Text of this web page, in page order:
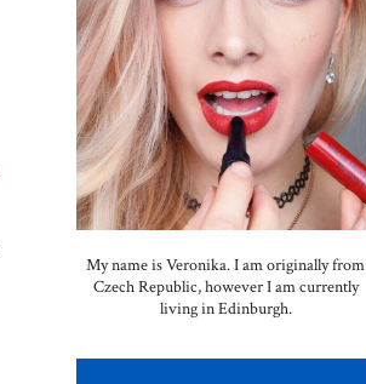
My name is Veronika. I am originally from
Czech Republic, however I am currently
living in Edinburgh.